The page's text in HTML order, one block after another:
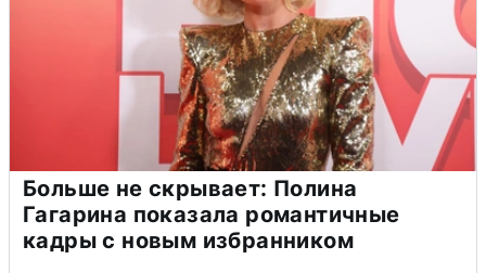
Больше не скрывает: Полина
Гагарина показала романтичные
кадры с новым избранником